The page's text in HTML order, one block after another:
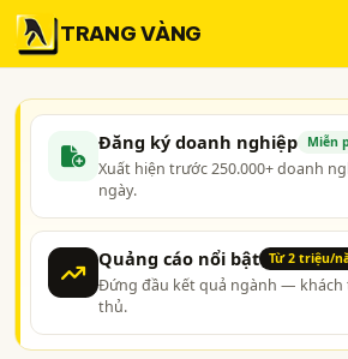
TRANG VÀNG
Đăng ký doanh nghiệp Miễn
Xuất hiện trước 250.000+ doanh
ngày.
Quảng cáo nổi bật Từ 2 triệu/
Đứng đầu kết quả ngành — khách
thủ.